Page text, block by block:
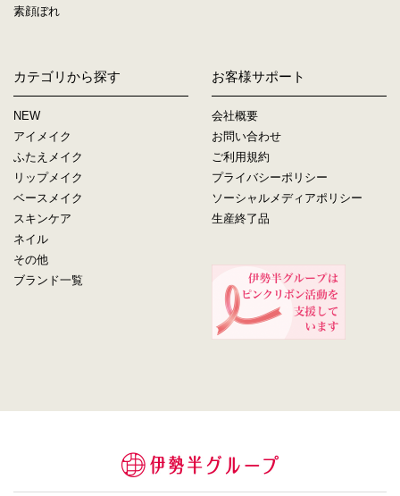
素顔ぼれ
カテゴリから探す
NEW
アイメイク
ふたえメイク
リップメイク
ベースメイク
スキンケア
ネイル
その他
ブランド一覧
お客様サポート
会社概要
お問い合わせ
ご利用規約
プライバシーポリシー
ソーシャルメディアポリシー
生産終了品